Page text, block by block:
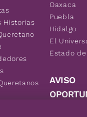
Historias
Oaxaca
Puebla
Hidalgo
El
Estado
AVISO